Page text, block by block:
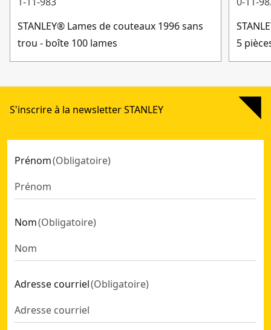
STANLEY® Lames de couteaux 1996 sans
trou - boîte 100 lames
5
S'inscrire à la newsletter STANLEY
Prénom(Obligatoire)
Nom(Obligatoire)
Adresse courriel(Obligatoire)